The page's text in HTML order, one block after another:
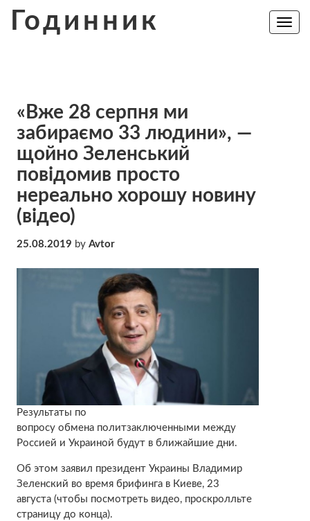
Годинник
Toggle
«Вже 28 серпня ми
забираємо 33 людини», —
щойно Зеленський
повідомив просто
нереально хорошу новину
(відео)
25.08.2019 by Avtor
Результаты по
вопросу обмена политзаключенными между
Россией и Украиной будут в ближайшие дни.
Об этом заявил президент Украины Владимир
Зеленский во время брифинга в Киеве, 23
августа (чтобы посмотреть видео, проскролльте
страницу до конца).